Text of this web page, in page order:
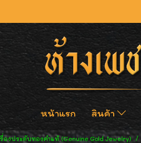
หน้าแรก สินค้า
องประดับทองคำแท้ (Genuine Gold Jewelry)